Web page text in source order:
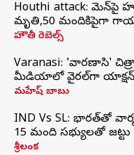
Houthi attack: యెమెన్‌పై
మృతి,50 మందికిపైగా
హౌతీ రెబెల్స్
Varanasi: 'వారణాసి'
మీడియాలో వైరల్‌గా
మహేష్ బాబు
IND Vs SL: భారత్‌తో
15 మంది సభ్యులతో జట్టు
శ్రీలంక